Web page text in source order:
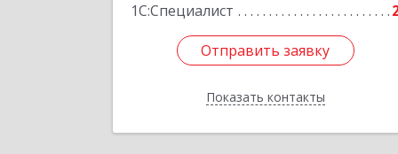
1С:Специалист
Отправить заявку
Показать контакты
Отправить заявку
Назад